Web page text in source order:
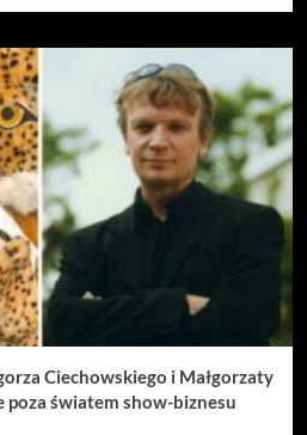
Ciechowskiego i Małgorzaty
poza światem show-biznesu